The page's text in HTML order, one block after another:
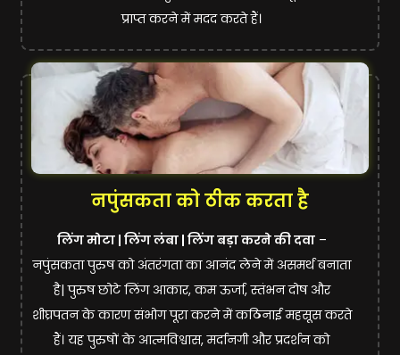
प्राप्त करने में मदद करते हैं।
नपुंसकता को ठीक करता है
लिंग मोटा | लिंग लंबा | लिंग बड़ा करने की दवा–
नपुंसकता पुरुष को अंतरंगता का आनंद लेने में असमर्थ बनाता
है| पुरुष छोटे लिंग आकार, कम ऊर्जा, स्तंभन दोष और
शीघ्रपतन के कारण संभोग पूरा करने में कठिनाईमहसूसकरते
हैं। यह पुरुषों के आत्मविश्वास, मर्दानगी और प्रदर्शन को